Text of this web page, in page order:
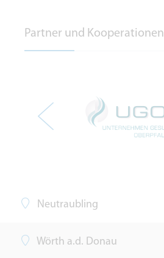
Partner und Kooperationen
Neutraubling
Wörth a.d. Donau